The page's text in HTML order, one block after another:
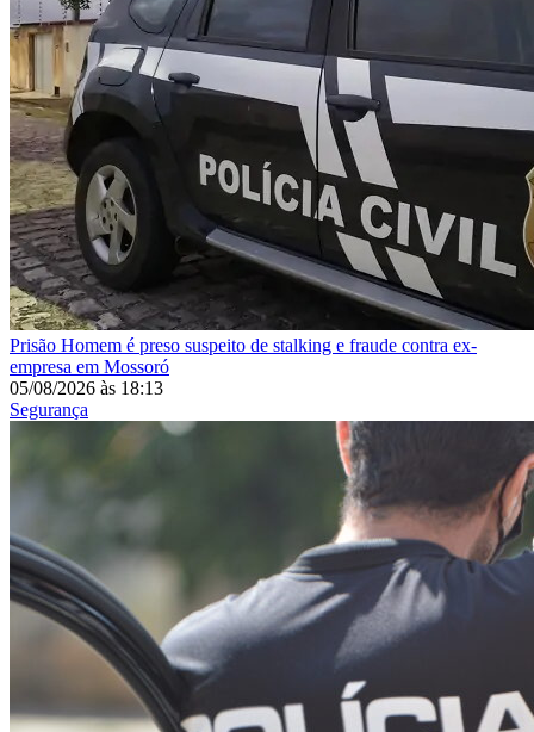
Prisão Homem é preso suspeito de stalking e fraude contra ex-
empresa em Mossoró
05/08/2026 às 18:13
Segurança